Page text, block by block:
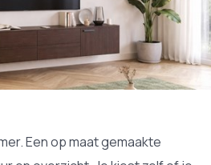
Een op maat gemaakte